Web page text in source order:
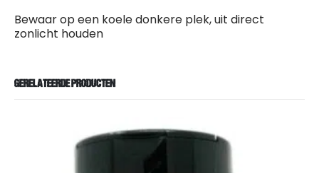
Bewaar op een koele donkere plek, uit direct
zonlicht houden
GERELATEERDE PRODUCTEN